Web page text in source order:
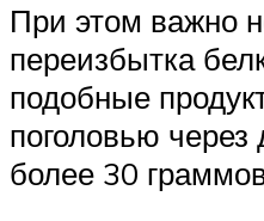
При этом важно
переизбытка
подобные
поголовью
более 30